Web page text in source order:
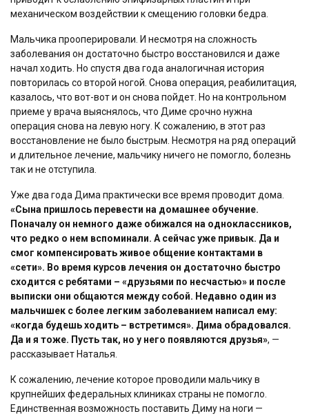
механическом воздействии к смещению головки бедра.
Мальчика прооперировали. И несмотря на сложность
заболевания он достаточно быстро восстановился и даже
начал ходить. Но спустя два года аналогичная история
повторилась со второй ногой. Снова операция, реабилитация,
казалось, что вот-вот и он снова пойдет. Но на контрольном
приеме у врача выяснялось, что Диме срочно нужна
операция снова на левую ногу. К сожалению, в этот раз
восстановление не было быстрым. Несмотря на ряд операций
и длительное лечение, мальчику ничего не помогло, болезнь
так и не отступила.
Уже два года Дима практически все время проводит дома.
«Сына пришлось перевести на домашнее обучение.
Поначалу он немного даже обижался на одноклассников,
что редко о нем вспоминали. А сейчас уже привык. Да и
смог компенсировать живое общение контактами в
«сети». Во время курсов лечения он достаточно быстро
сходится с ребятами – «друзьями по несчастью» и после
выписки они общаются между собой. Недавно один из
мальчишек с более легким заболеванием написал ему:
«когда будешь ходить – встретимся». Дима обрадовался.
Да и я тоже. Пусть так, но у него появляются друзья», —
рассказывает Наталья.
К сожалению, лечение которое проводили мальчику в
крупнейших федеральных клиниках страны не помогло.
Единственная возможность поставить Диму на ноги —